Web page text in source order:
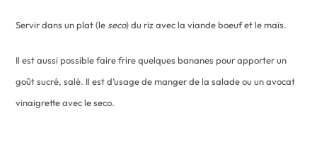
Servir dans un plat (le seco) du riz avec la viande boeuf et le maïs.
Il est aussi possible faire frire quelques bananes pour apporter un
goût sucré, salé. Il est d’usage de manger de la salade ou un avocat
vinaigrette avec le seco.